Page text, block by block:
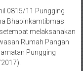
0815/11 Pungging
Bhabinkamtibmas
melaksanakan
Rumah Pangan
Pungging